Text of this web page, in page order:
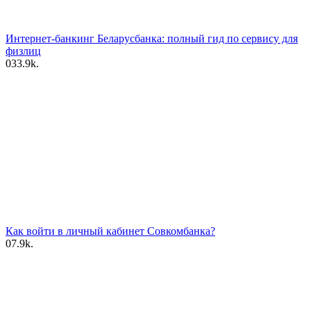
Интернет-банкинг Беларусбанка: полный гид по сервису для
физлиц
033.9k.
Как войти в личный кабинет Совкомбанка?
07.9k.